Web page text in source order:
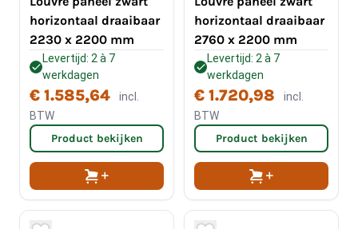
horizontaal draaibaar
2230 x 2200 mm
Levertijd: 2 à 7
werkdagen
€ 1.585,64
incl.
BTW
Product bekijken
horizontaal draaibaar
2760 x 2200 mm
Levertijd: 2 à 7
werkdagen
€ 1.720,98
incl.
BTW
Product bekijken